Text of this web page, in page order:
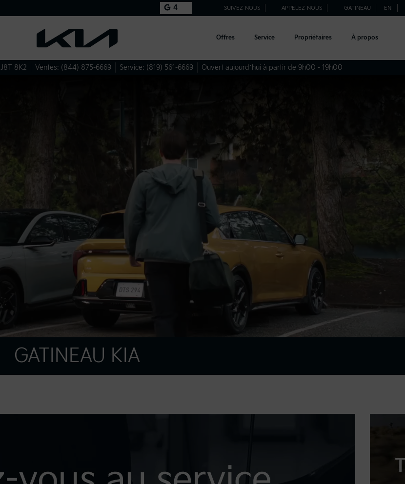
4 SUIVEZ-NOUS APPELEZ-NOUS GATINEAU EN
Offres Service Propriétaires À propos
J8T 8K2 Ventes: (844) 875-6669 Service: (819) 561-6669 Ouvert aujourd’hui à partir de 9h00 - 19h00
GATINEAU KIA